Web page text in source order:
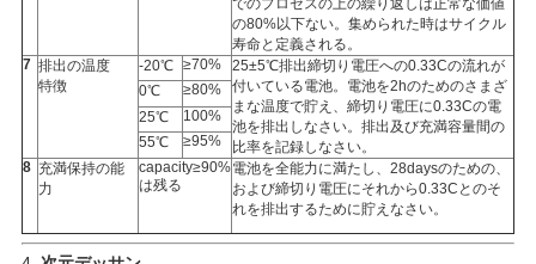
でのプロセスの上の繰り返しは正常な価値
の80%以下ない。集められた時はサイクル
寿命と定義される。
7 排出の温度
特徴
-20℃ ≥70%
25±5℃排出締切り電圧への0.33Cの流れが
付いている電池。電池を2hのためのさまざ
まな温度で貯え、締切り電圧に0.33Cの電
池を排出しなさい。排出及び充満容量間の
比率を記録しなさい。
0℃
≥80%
25℃
100%
55℃
≥95%
8 充満保持の能
力
capacity≥90%
は残る
電池を全能力に満たし、28daysのための、
および締切り電圧にそれから0.33Cとのそ
れを排出するために貯えなさい。